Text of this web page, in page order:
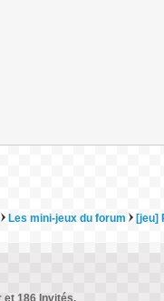
Les mini-jeux du forum [jeu]
et 186 Invités.